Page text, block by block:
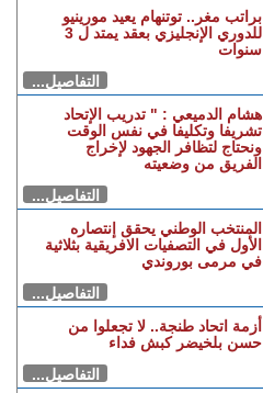
براتب مغر.. توتنهام يعيد مورينيو
للدوري الإنجليزي بعقد يمتد ل 3
سنوات
التفاصيل...
هشام الدميعي : " تدريب الإتحاد
تشريفا وتكليفا في نفس الوقت
ونحتاج لتظافر الجهود لإخراج
الفريق من وضعيته
التفاصيل...
المنتخب الوطني يحقق إنتصاره
الأول في التصفيات الافريقية بثلاثية
في مرمى بوروندي
التفاصيل...
أزمة اتحاد طنجة.. لا تجعلوا من
حسن بلخيضر كبش فداء
التفاصيل...